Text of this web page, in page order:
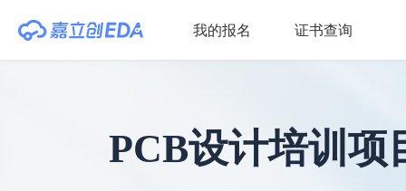
我的报名 证书查询
PCB设计培训项